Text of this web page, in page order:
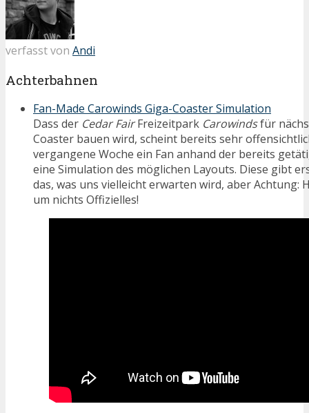
verfasst von Andi
Achterbahnen
Fan-Made Carowinds Giga-Coaster Simulation
Dass der Cedar FairFreizeitpark Carowindsfür
Coaster bauen wird, scheint bereits sehr
vergangene Woche ein Fan anhand der bereits
eine Simulation des möglichen Layouts. Diese gibt
das, was uns vielleicht erwarten wird, aber Achtung:
um nichts Offizielles!